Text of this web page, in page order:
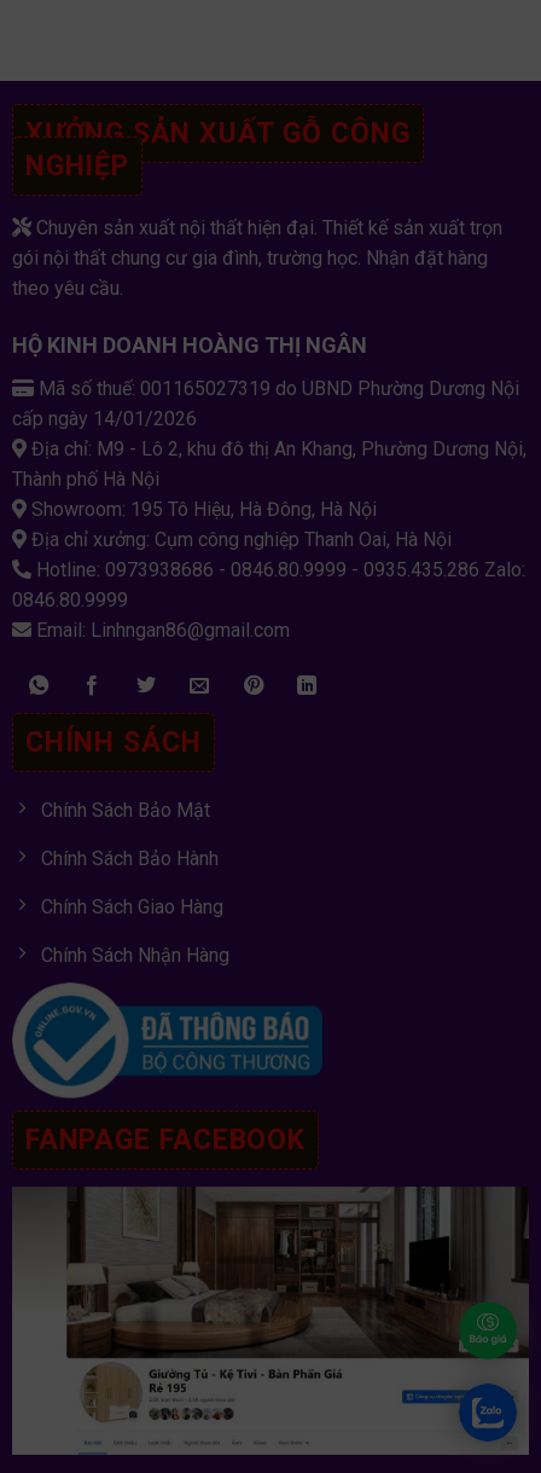
XƯỞNG SẢN XUẤT GỖ CÔNG
NGHIỆP
Chuyên sản xuất nội thất hiện đại. Thiết kế sản xuất trọn
gói nội thất chung cư gia đình, trường học. Nhận đặt hàng
theo yêu cầu.
HỘ KINH DOANH HOÀNG THỊ NGÂN
Mã số thuế: 001165027319 do UBND Phường Dương Nội
cấp ngày 14/01/2026
Địa chỉ: M9 - Lô 2, khu đô thị An Khang, Phường Dương Nội,
Thành phố Hà Nội
Showroom: 195 Tô Hiệu, Hà Đông, Hà Nội
Địa chỉ xưởng: Cụm công nghiệp Thanh Oai, Hà Nội
Hotline: 0973938686 - 0846.80.9999 - 0935.435.286 Zalo:
0846.80.9999
Email: Linhngan86@gmail.com
CHÍNH SÁCH
Chính Sách Bảo Mật
Chính Sách Bảo Hành
Chính Sách Giao Hàng
Chính Sách Nhận Hàng
FANPAGE FACEBOOK